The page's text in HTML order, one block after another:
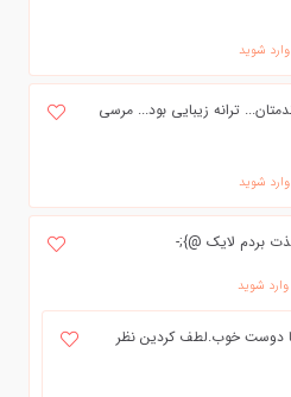
شوید
ترانه زیبایی بود... مرسی
شوید
بردم لایک @};-
شوید
دوست خوب.لطف کردین نظر